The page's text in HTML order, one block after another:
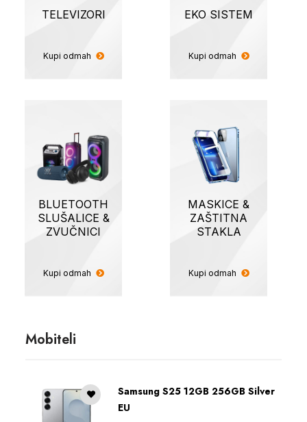
TELEVIZORI
Kupi odmah
BLUETOOTH
SLUŠALICE &
ZVUČNICI
Kupi odmah
EKO SISTEM
Kupi odmah
MASKICE &
ZAŠTITNA
STAKLA
Kupi odmah
Mobiteli
Samsung S25 12GB 256GB Silver
EU